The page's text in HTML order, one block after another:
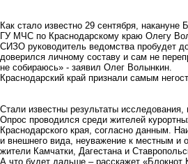
Как стало известно 29 сентября,
ГУ МЧС по Краснодарскому краю Олегу
СИЗО руководитель ведомства пробудет
доверился личному составу и сам не
не собираюсь» - заявил Олег Волынкин.
Краснодарский край признали самым
Стали известны результаты
Опрос проводился среди жителей
Краснодарского края, согласно данным.
и внешнего вида, неуважение к местным и
жители Камчатки, Дагестана и
А что будет дальше – расскажет «Блокнот